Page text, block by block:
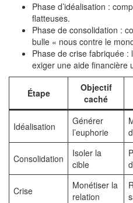
Phase d’idéalisation :
flatteuses.
Phase de consolidation :
bulle « nous contre le
Phase de crise fabriquée :
exiger une aide financière
Étape
Objectif
caché
Idéalisation
Générer
l’euphorie
Consolidation
Isoler la
cible
Crise
Monétiser la
relation